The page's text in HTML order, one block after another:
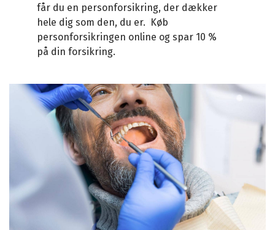
får du en personforsikring, der dækker
hele dig som den, du er. Køb
personforsikringen online og spar 10 %
på din forsikring.